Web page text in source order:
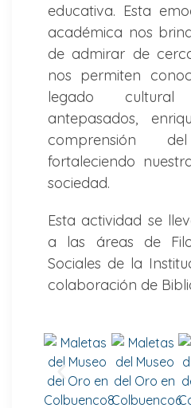
educativa. Esta
académica nos
de admirar de
nos permiten
legado
antepasados,
comprensión
fortaleciendo
sociedad.
Esta actividad se
a las áreas de
Sociales de la
colaboración de